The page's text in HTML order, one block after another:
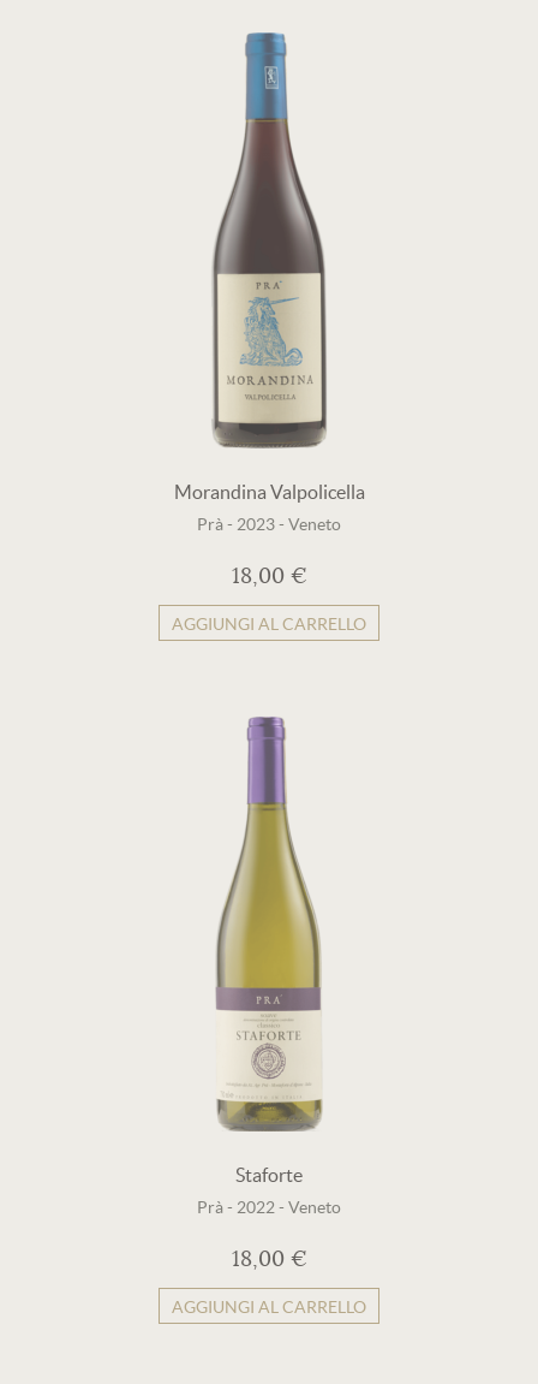
Morandina Valpolicella
Prà- 2023- Veneto
18,00 €
AGGIUNGI AL CARRELLO
Staforte
Prà- 2022 - Veneto
18,00 €
AGGIUNGI AL CARRELLO